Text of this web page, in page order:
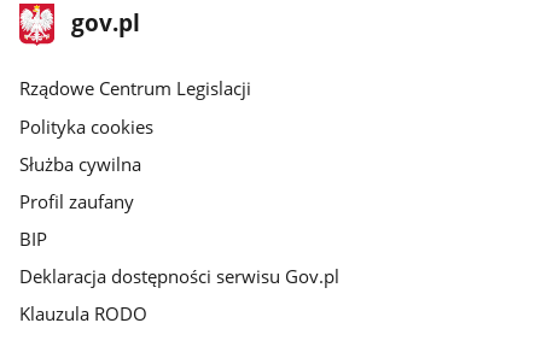
stopka
gov.plStrona
gov.pl
Rządowe Centrum Legislacji
Polityka cookies
Służba cywilna
Profil zaufany
BIP
Deklaracja dostępności serwisu Gov.pl
Klauzula RODO